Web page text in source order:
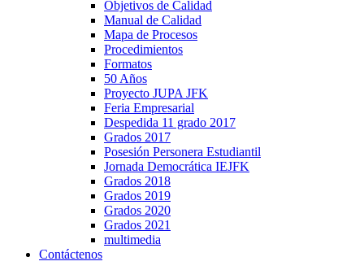
Objetivos de Calidad
Manual de Calidad
Mapa de Procesos
Procedimientos
Formatos
50 Años
Proyecto JUPA JFK
Feria Empresarial
Despedida 11 grado 2017
Grados 2017
Posesión Personera Estudiantil
Jornada Democrática IEJFK
Grados 2018
Grados 2019
Grados 2020
Grados 2021
multimedia
Contáctenos